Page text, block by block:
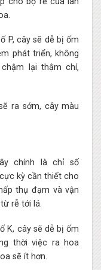
P, cây sẽ dễ bị ốm
phát triển, không
lại thậm chí,
ra sớm, cây màu
chính là chỉ số
kỳ cần thiết cho
thụ đạm và vận
rễ tới lá.
K, cây sẽ dễ bị ốm
thời việc ra hoa
sẽ ít hơn.